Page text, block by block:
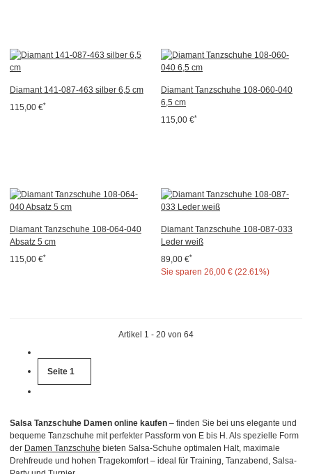
Salsa Tanzschuhe Damen online kaufen – finden Sie bei uns elegante und
bequeme Tanzschuhe mit perfekter Passform von E bis H. Als spezielle Form
der Damen Tanzschuhe bieten Salsa-Schuhe optimalen Halt, maximale
Drehfreude und hohen Tragekomfort – ideal für Training, Tanzabend, Salsa-
Diamant 141-087-463 silber 6,5 cm
115,00 €*
Diamant Tanzschuhe 108-060-040
6,5 cm
115,00 €*
Diamant Tanzschuhe 108-064-040
Absatz 5 cm
115,00 €*
Diamant Tanzschuhe 108-087-033
Leder weiß
89,00 €*
Sie sparen 26,00 € (22.61%)
Artikel 1 - 20 von 64
Seite 1